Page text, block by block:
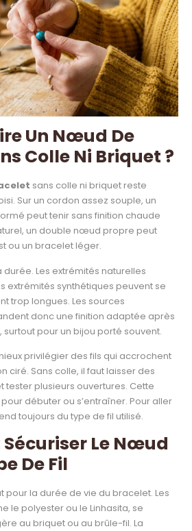
Un Nœud De
Colle Ni Briquet ?
sans colle ni briquet reste
Sur un cordon assez souple, un
peut tenir sans finition chaude
un double nœud propre peut
ou un bracelet léger.
Les extrémités naturelles
extrémités synthétiques peuvent se
trop longues. Les sources
donc une finition adaptée après
pour un bijou porté souvent.
privilégier des fils qui accrochent
ciré. Sans colle, il faut laisser des
tester plusieurs ouvertures. Cette
débuter ou s’entraîner. Pour aller
toujours du type de fil utilisé.
Le Nœud
De Fil
pour la durée de vie du bracelet. Les
le polyester ou le Linhasita, se
au briquet ou au brûle-fil. La